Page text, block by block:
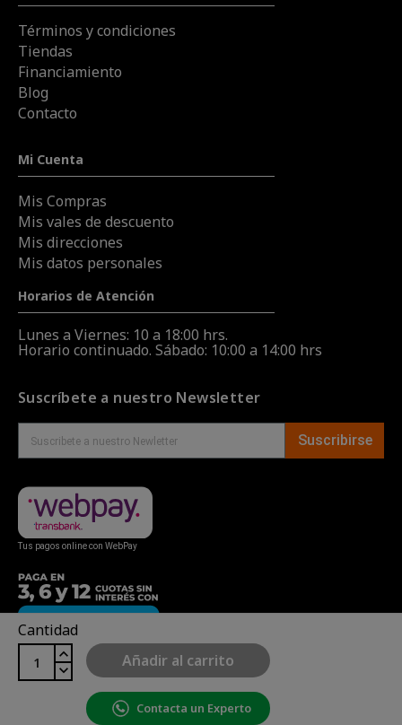
Cantidad
Añadir al carrito
Contacta un Experto
Términos y condiciones
Tiendas
Financiamiento
Blog
Contacto
Mi Cuenta
Mis Compras
Mis vales de descuento
Mis direcciones
Mis datos personales
Horarios de Atención
Lunes a Viernes: 10 a 18:00 hrs.
Horario continuado. Sábado: 10:00 a 14:00 hrs
Suscríbete a nuestro Newsletter
Suscribirse
Tus pagos online con WebPay